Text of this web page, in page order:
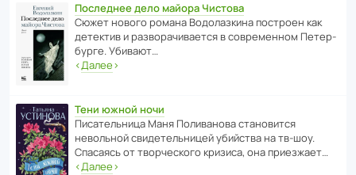
Последнее дело майора Чистова
Сюжет нового романа Водо­ла­з­кина пост­роен как
дете­ктив и разво­ра­чи­ва­ется в совре­менном Пете­р­
бурге. Убивают…
‹Далее›
Тени южной ночи
Писа­тель­ница Маня Поли­ва­нова стано­вится
невольной свиде­тель­ницей убийства на тв-шоу.
Спасаясь от твор­че­с­кого кризиса, она приезжает…
‹Далее›